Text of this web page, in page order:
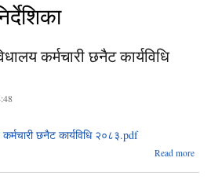
कर्मचारी छनैट कार्यविधि
छनैट कार्यविधि २०८३.pdf
Read more